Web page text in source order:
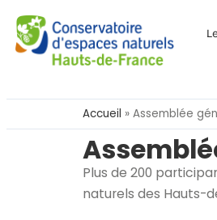
Accueil » Assemblée
Plus de 200
naturels des Hauts-